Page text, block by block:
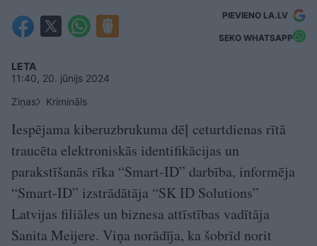
PIEVIENO LA.LV
SEKO WHATSAPP
LETA
11:40, 20. jūnijs 2024
Ziņas
Krimināls
Iespējama kiberuzbrukuma dēļ ceturtdienas rītā
traucēta elektroniskās identifikācijas un
parakstīšanās rīka “Smart-ID” darbība, informēja
“Smart-ID” izstrādātāja “SK ID Solutions”
Latvijas filiāles un biznesa attīstības vadītāja
Sanita Meijere. Viņa norādīja, ka šobrīd norit